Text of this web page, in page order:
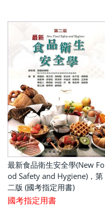
最新食品衛生安全學(New Fo
od Safety and Hygiene)，第
二版 (國考指定用書)
國考指定用書